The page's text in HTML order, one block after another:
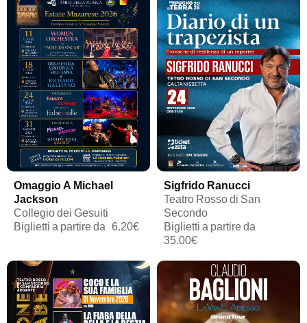
Omaggio A Michael
Jackson
Collegio dei Gesuiti
Biglietti a partire da 6.20€
Sigfrido Ranucci
Teatro Rosso di San
Secondo
Biglietti a partire da
35.00€